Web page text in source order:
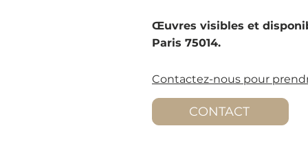
Œuvres visibles et
Paris 75014.
Contactez-nous pour
CONTACT